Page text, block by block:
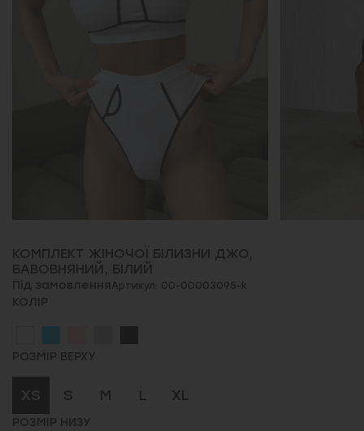
КОМПЛЕКТ ЖІНОЧОЇ БІЛИЗНИ ДЖО,
БАВОВНЯНИЙ, БІЛИЙ
Під замовлення Артикул: 00-00003095-k
КОЛІР
РОЗМІР ВЕРХУ
XS S M L XL
РОЗМІР НИЗУ